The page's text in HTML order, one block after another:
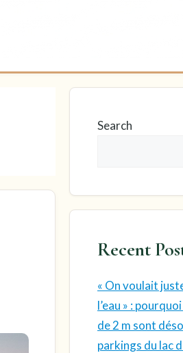
Search
Recent
« On voulait
l’eau » :
de 2 m sont
parkings du lac